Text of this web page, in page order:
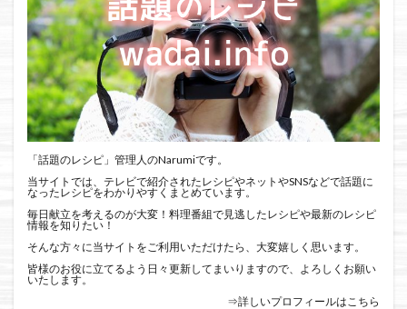
「話題のレシピ」管理人のNarumiです。
当サイトでは、テレビで紹介されたレシピやネットやSNSなどで話題に
なったレシピをわかりやすくまとめています。
毎日献立を考えるのが大変！料理番組で見逃したレシピや最新のレシピ
情報を知りたい！
そんな方々に当サイトをご利用いただけたら、大変嬉しく思います。
皆様のお役に立てるよう日々更新してまいりますので、よろしくお願い
いたします。
⇒詳しいプロフィールはこちら